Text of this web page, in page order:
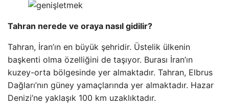
Tahran nerede ve oraya nasıl gidilir?
Tahran, İran’ın en büyük şehridir. Üstelik ülkenin
başkenti olma özelliğini de taşıyor. Burası İran’ın
kuzey-orta bölgesinde yer almaktadır. Tahran, Elbrus
Dağları’nın güney yamaçlarında yer almaktadır. Hazar
Denizi’ne yaklaşık 100 km uzaklıktadır.